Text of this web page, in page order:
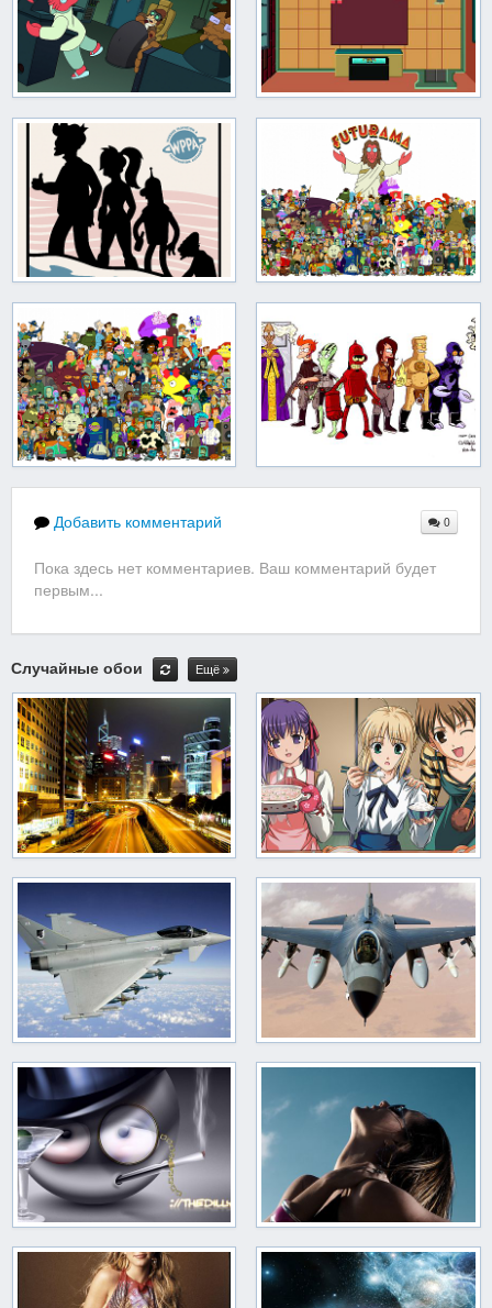
Добавить комментарий 0
Пока здесь нет комментариев. Ваш комментарий будет
первым...
Случайные обои Ещё